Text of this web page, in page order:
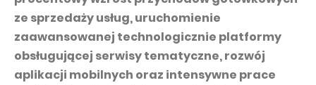
CAPITAL GROUP
WP Media
Invia Group
Current reports
Periodic reports
Integrated reports
Homebook
ze sprzedaży usług, uruchomienie
zaawansowanej technologicznie platformy
obsługującej serwisy tematyczne, rozwój
aplikacji mobilnych oraz intensywne prace